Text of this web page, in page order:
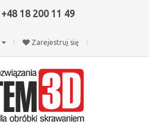
+48 18 200 11 49
Zarejestruj się